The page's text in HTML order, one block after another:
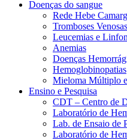
Doenças do sangue
Rede Hebe
Tromboses
Leucemias e
Anemias
Doenças
Hemoglobinopatias
Mieloma Múltiplo
Ensino e Pesquisa
CDT – Centro de
Laboratório de
Lab. de Ensaio de
Laboratório de